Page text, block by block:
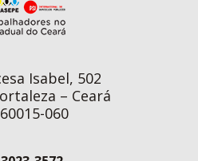
Isabel, 502
– Ceará
060